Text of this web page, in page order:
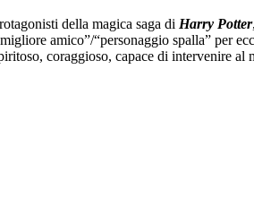
della magica saga di Harry Potter
amico”/“personaggio spalla” per
coraggioso, capace di intervenire al